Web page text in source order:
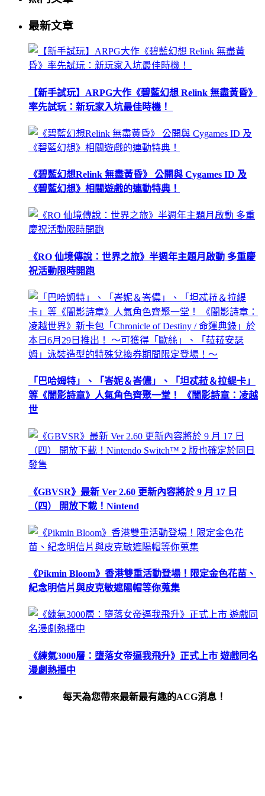
最新文章
【新手試玩】ARPG大作《碧藍幻想 Relink 無盡黃昏》
率先試玩：新玩家入坑最佳時機！
《碧藍幻想Relink 無盡黃昏》 公開與 Cygames ID 及
《碧藍幻想》相關遊戲的連動特典！
《RO 仙境傳說：世界之旅》半週年主題月啟動 多重慶
祝活動限時開跑
「巴哈姆特」、「峇妮＆峇儂」、「坦忒菈＆拉緹卡」
等《闇影詩章》人氣角色齊聚一堂！ 《闇影詩章：凌越
世
《GBVSR》最新 Ver 2.60 更新內容將於 9 月 17 日
（四） 開放下載！Nintend
《Pikmin Bloom》香港雙重活動登場！限定金色花苗、
紀念明信片與皮克敏遮陽帽等你蒐集
《練氣3000層：墮落女帝逼我飛升》正式上市 遊戲同名
漫劇熱播中
每天為您帶來最新最有趣的ACG消息！